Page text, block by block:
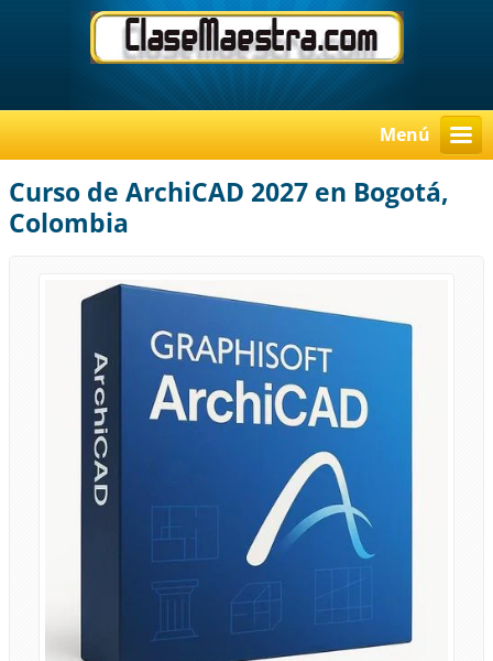
Menú
Curso de ArchiCAD 2027 en Bogotá,
Colombia